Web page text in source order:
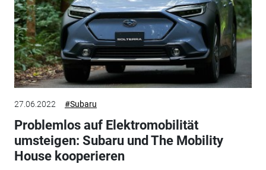
27.06.2022 #Subaru
Problemlos auf Elektromobilität
umsteigen: Subaru und The Mobility
House kooperieren